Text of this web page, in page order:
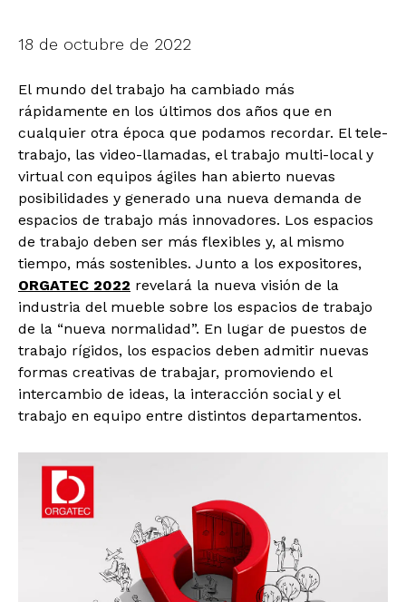
18 de octubre de 2022
El mundo del trabajo ha cambiado más
rápidamente en los últimos dos años que en
cualquier otra época que podamos recordar. El tele-
trabajo, las video-llamadas, el trabajo multi-local y
virtual con equipos ágiles han abierto nuevas
posibilidades y generado una nueva demanda de
espacios de trabajo más innovadores. Los espacios
de trabajo deben ser más flexibles y, al mismo
tiempo, más sostenibles. Junto a los expositores,
ORGATEC 2022 revelará la nueva visión de la
industria del mueble sobre los espacios de trabajo
de la “nueva normalidad”. En lugar de puestos de
trabajo rígidos, los espacios deben admitir nuevas
formas creativas de trabajar, promoviendo el
intercambio de ideas, la interacción social y el
trabajo en equipo entre distintos departamentos.